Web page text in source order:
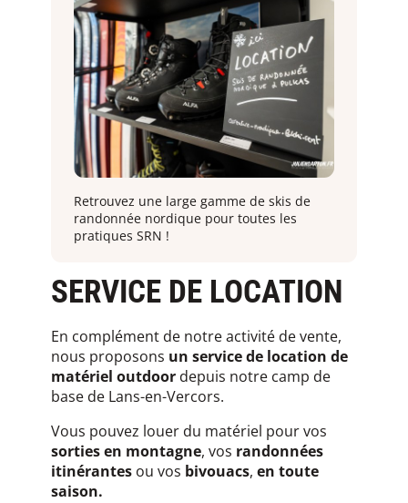
Retrouvez une large gamme de skis de
randonnée nordique pour toutes les
pratiques SRN !
SERVICE DE LOCATION
En complément de notre activité de vente,
nous proposons un service de location de
matériel outdoor depuis notre camp de
base de Lans-en-Vercors.
Vous pouvez louer du matériel pour vos
sorties en montagne, vos randonnées
itinérantes ou vos bivouacs, en toute
saison.